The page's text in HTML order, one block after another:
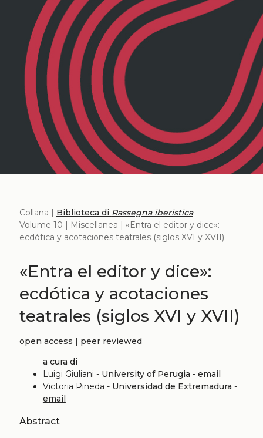
Collana | Biblioteca di Rassegna iberistica
Volume 10 | Miscellanea | «Entra el editor y dice»:
ecdótica y acotaciones teatrales (siglos XVI y XVII)
«Entra el editor y dice»:
ecdótica y acotaciones
teatrales (siglos XVI y XVII)
open access | peer reviewed
a cura di
Luigi Giuliani - University of Perugia - email
Victoria Pineda - Universidad de Extremadura -
email
Abstract